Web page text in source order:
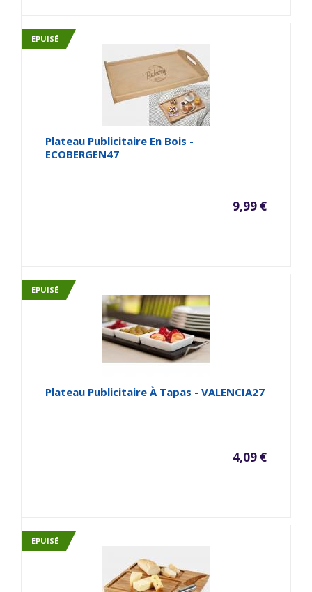
EPUISÉ
Plateau Publicitaire En Bois -
ECOBERGEN47
9,99 €
EPUISÉ
Plateau Publicitaire À Tapas - VALENCIA27
4,09 €
EPUISÉ